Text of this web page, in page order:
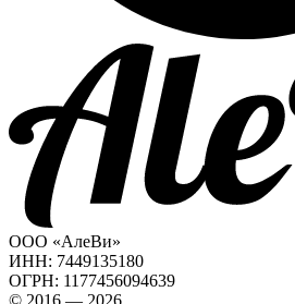
ООО «АлеВи»
ИНН: 7449135180
ОГРН: 1177456094639
© 2016 — 2026